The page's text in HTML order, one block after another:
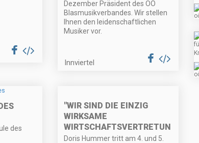
Dezember Präsident des OÖ
Blasmusikverbandes. Wir stellen
Ihnen den leidenschaftlichen
Musiker vor.
Innviertel
des
"WIR SIND DIE EINZIG
WIRKSAME
WIRTSCHAFTSVERTRETUNG!”
Doris Hummer tritt am 4. und 5.